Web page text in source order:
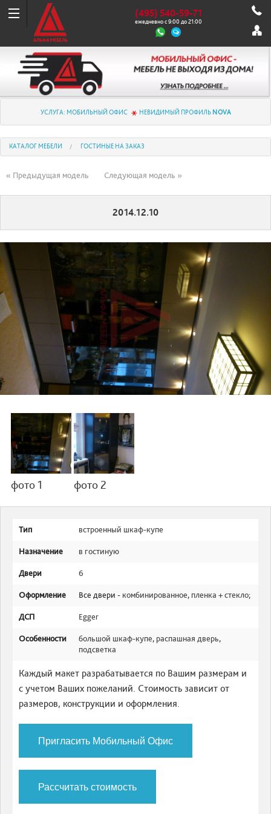
(495) 540-59-71
ежедневно с 9:00 до 21:00
УСЛУГА: МОБИЛЬНЫЙ ОФИС НЕВИДИМЫЙ ПРОФИЛЬ NOVA
КАТАЛОГ МЕБЕЛИ ГОСТИНЫЕ НА ЗАКАЗ
« Предыдущая модель Следующая модель »
2014.12.10
фото 1 фото 2
Тип встроенный шкаф-купе
Назначение в гостиную
Двери 6
Оформление Все двери - комбинированное, пленка + стекло;
ДСП Egger
Особенности большой шкаф-купе, распашная дверь,
подсветка
Каждый макет разрабатывается по Вашим размерам и
с учетом Ваших пожеланий. Стоимость зависит от
размеров, конструкции и оформления.
Пригласить Мобильный Офис
Рассчитать стоимость